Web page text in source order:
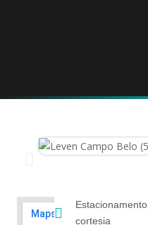
Estacionamento
cortesia